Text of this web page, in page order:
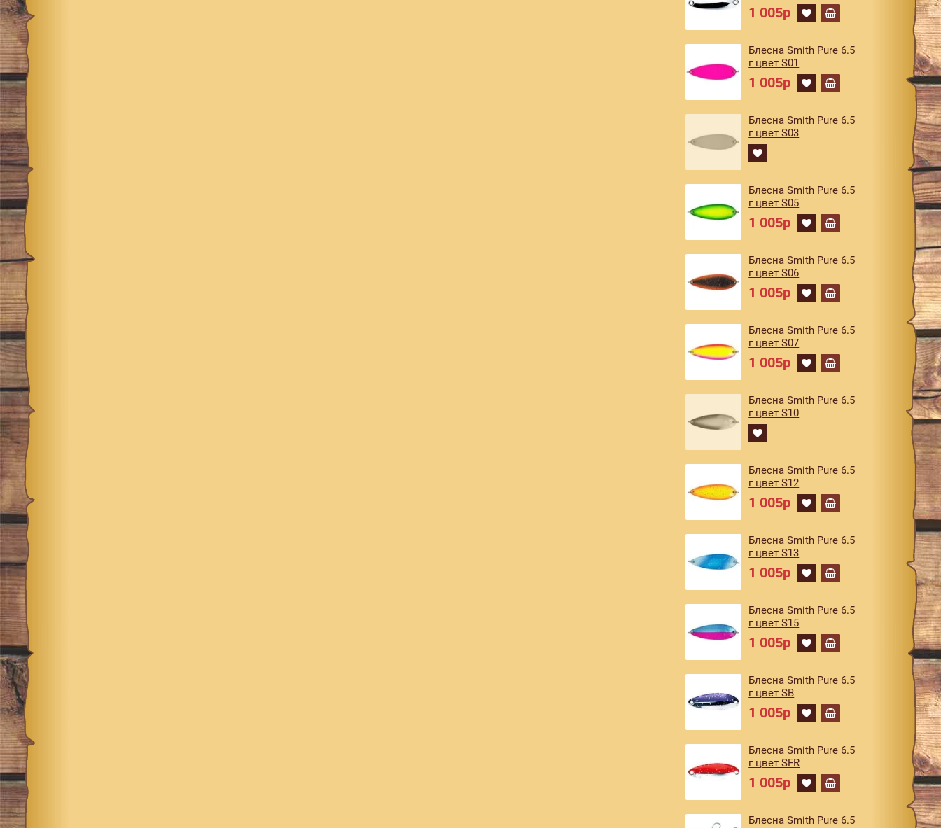
1 005р
Блесна Smith Pure 6.5
г цвет S01
1 005р
Блесна Smith Pure 6.5
г цвет S03
Блесна Smith Pure 6.5
г цвет S05
1 005р
Блесна Smith Pure 6.5
г цвет S06
1 005р
Блесна Smith Pure 6.5
г цвет S07
1 005р
Блесна Smith Pure 6.5
г цвет S10
Блесна Smith Pure 6.5
г цвет S12
1 005р
Блесна Smith Pure 6.5
г цвет S13
1 005р
Блесна Smith Pure 6.5
г цвет S15
1 005р
Блесна Smith Pure 6.5
г цвет SB
1 005р
Блесна Smith Pure 6.5
г цвет SFR
1 005р
Блесна Smith Pure 6.5